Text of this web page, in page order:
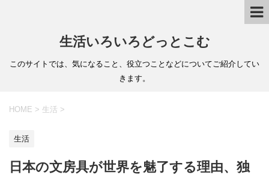
生活いろいろどっとこむ
このサイトでは、気になること、役立つことなどについてご紹介してい
きます。
HOME > 生活 >
生活
日本の文房具が世界を魅了する理由、独